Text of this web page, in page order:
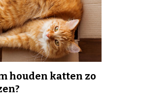
houden katten zo